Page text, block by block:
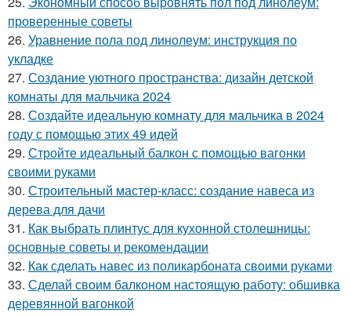
проверенные советы
26. Уравнение пола под линолеум: инструкция по
укладке
27. Создание уютного пространства: дизайн детской
комнаты для мальчика 2024
28. Создайте идеальную комнату для мальчика в 2024
году с помощью этих 49 идей
29. Стройте идеальный балкон с помощью вагонки
своими руками
30. Строительный мастер-класс: создание навеса из
дерева для дачи
31. Как выбрать плинтус для кухонной столешницы:
основные советы и рекомендации
32. Как сделать навес из поликарбоната своими руками
33. Сделай своим балконом настоящую работу: обшивка
деревянной вагонкой